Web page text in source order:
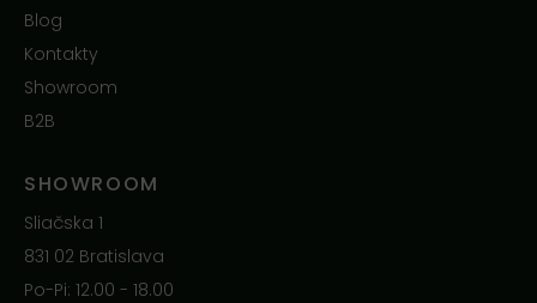
Blog
Kontakty
Showroom
B2B
SHOWROOM
Sliačska 1
831 02 Bratislava
Po-Pi: 12.00 - 18.00